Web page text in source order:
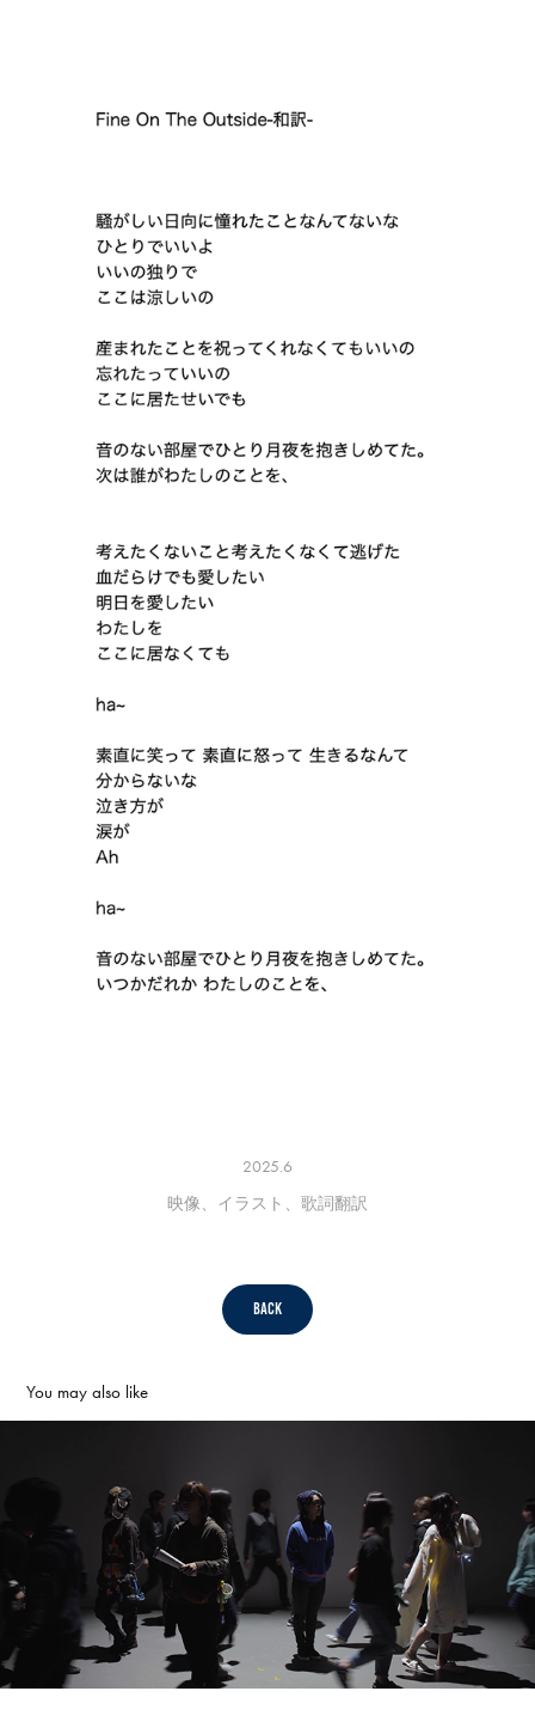
2025.6
映像、イラスト、歌詞翻訳
Back
You may also like
【Promotion Movie】立命館映像展 告知映像
2021